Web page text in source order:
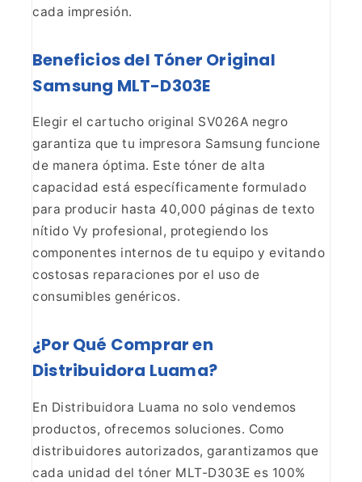
cada impresión.
Beneficios del Tóner Original
Samsung MLT-D303E
Elegir el cartucho original SV026A negro
garantiza que tu impresora Samsung funcione
de manera óptima. Este tóner de alta
capacidad está específicamente formulado
para producir hasta 40,000 páginas de texto
nítido Vy profesional, protegiendo los
componentes internos de tu equipo y evitando
costosas reparaciones por el uso de
consumibles genéricos.
¿Por Qué Comprar en
Distribuidora Luama?
En Distribuidora Luama no solo vendemos
productos, ofrecemos soluciones. Como
distribuidores autorizados, garantizamos que
cada unidad del tóner MLT-D303E es 100%